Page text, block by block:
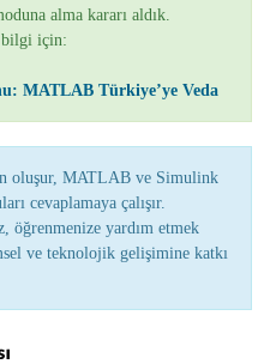
alma kararı aldık.
bilgi için:
MATLAB Türkiye’ye Veda
oluşur, MATLAB ve Simulink
cevaplamaya çalışır.
öğrenmenize yardım etmek
ve teknolojik gelişimine katkı